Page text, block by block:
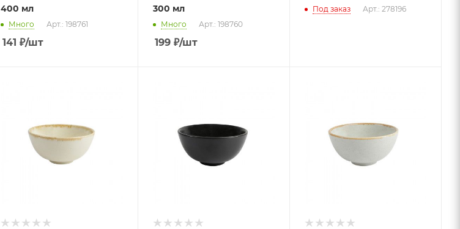
400 мл
Много Арт.: 198761
141 ₽/шт
300 мл
Много Арт.: 198760
199₽/шт
Под заказ Арт.: 278196